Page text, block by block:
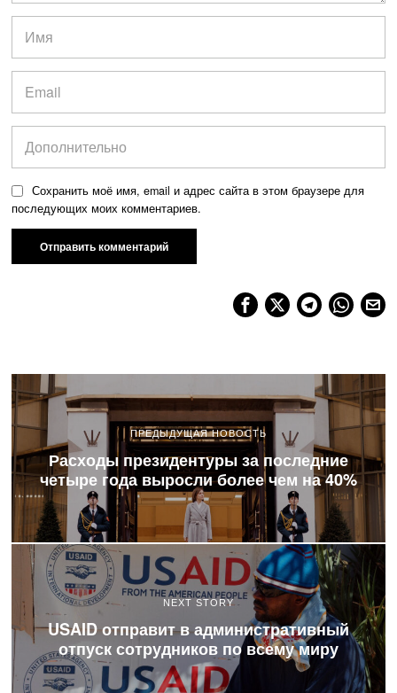
Сохранить моё имя, email и адрес сайта в этом браузере для
последующих моих комментариев.
ПРЕДЫДУЩАЯ НОВОСТЬ
Расходы президентуры за последние
четыре года выросли более чем на 40%
NEXT STORY
USAID отправит в административный
отпуск сотрудников по всему миру